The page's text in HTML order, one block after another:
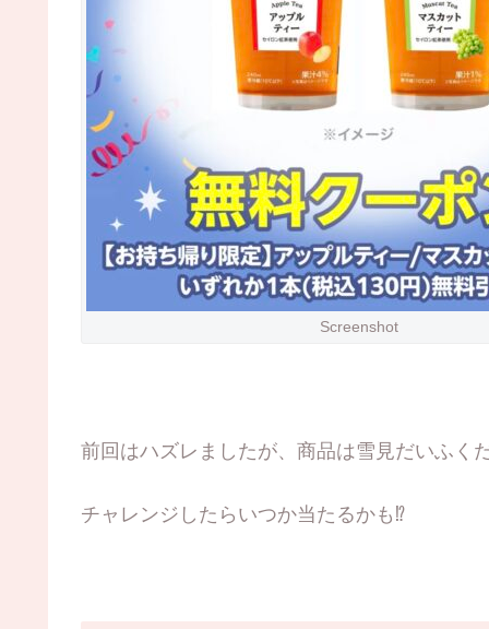
Screenshot
前回はハズレましたが、商品は雪見だいふく
チャレンジしたらいつか当たるかも⁉︎